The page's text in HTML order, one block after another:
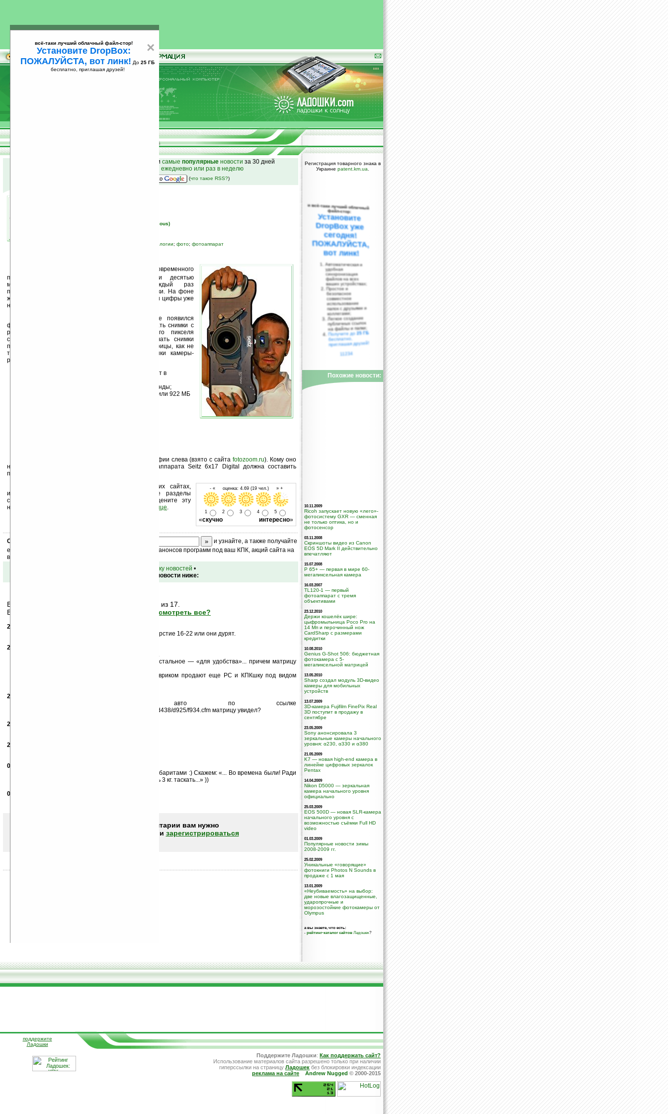
25
и самые популярные новости за 30 дней
на email ежедневно или раз в неделю
(что такое RSS?)
Вячеслав Черников (devious)
технологии; фото; фотоаппарат
икселем больше, пикселем меньше... Современного
покупателя уже не удивишь ни пятью, ни десятью
мегапикселями, которые производители каждый раз
преподносят как последнее достижение электроники. На фоне
же нового профессионального фотоаппарата все эти цифры уже
не кажутся такими большими...
Хотите верьте, хотите нет, но в продаже появился
фотоаппарат
, позволяющий делать снимки с
разрешением 160 мегапикселей! Размер одного пикселя
составляет 8 нм х 8 нм. Это позволяет получать снимки
превосходного качества. Соотношение сторон матрицы, как не
трудно догадаться — 6х17. Другие характеристики камеры-
рекордсмена также вызывают уважение:
чувствительность матрицы по шкале ISO лежит в
минимальное время выдержки — 1/20000 секунды;
размер одного снимка — 300 МБ (raw, 16 бит) или 922 МБ
Размеры камеры можете оценить по фотографии слева (взято с сайтаfotozoom.ru). Кому оно
нужно — возможно профессионалам. Цена фотоаппарата Seitz 6x17 Digital должна составить
примерно 29000 евро.
- « оценка: 4.69 (19 чел.) » +
1 2 3 4 5
«скучно интересно»
Устанавливайте линк на Ладошки на своих сайтах,
изучайте коммерческую информацию, посещайте разделы
сайта (форум, чат, новости, файлы, прочие). Оцените эту
новость и оставьте свой комментарий
ниже на странице.
Скоро
и узнайте, а также получайте
ежедневный или еженедельный дайджест новостей, анонсов программ под ваш КПК, акций сайта на
ваш почтовый ящик.
вернуться к списку новостей •
Обсуждение этой новости ниже:
Вам показаны только последние
сообщений из 17.
Важная информация может быть скрыта!
Просмотреть все?
26.09.2006
Что то для 17 см объектив маловат. Или у него отверстие 16-22 или они дурят.
26.09.2006
А вы просмотрите внимательнее сайтик продавца...
здесь боди — это пластина вокруг объектива, а остальное — «для удобства»... причем матрицу
А заметили, как они ненавязчиво за пару штук евриком продают еще РС и КПКшку под видом
29.09.2006
И всё-таки, где авто по ссылке
http://www.roundshot.ch/xml_1/internet/de/application/d438/d925/f934.cfm матрицу увидел?
29.09.2006
29.09.2006
04.10.2006
Через лет, эдак 5, вместе дружно посмеемся над габаритами :) Скажем: «... Во времена были! Ради
какой-то сотни, каких-то мегапикселей, приходилось 3 кг. таскать...» ))
05.10.2006
Чтобы писать комментарии вам нужно
или зарегистрироваться
Регистрация товарного знака в
Украине patent.km.ua
×
всё-таки лучший облачный файл-стор!
Установите DropBox:
ПОЖАЛУЙСТА, вот линк! До 25 ГБ
бесплатно, приглашая друзей!
и всё-таки лучший облачный
файл-стор:
Установите
DropBox уже
сегодня!
ПОЖАЛУЙСТА,
вот линк!
Автоматическая и
удобная
синхронизация
файлов на всех
ваших устройствах;
Простое и
безопасное
совместное
использование
папок с друзьями и
коллегами;
Легкое создание
публичных ссылок
на файлы и папки;
Получите до25 ГБ
бесплатно,
приглашая друзей!
11234
Похожие новости:
10.11.2009
Ricoh запускает новую «лего»-
фотосистему GXR — сменная
не только оптика, но и
фотосенсор
03.11.2008
Скриншоты видео из Canon
EOS 5D Mark II действительно
впечатляют
15.07.2008
P 65+ — первая в мире 60-
мегапиксельная камера
16.03.2007
TL120-1 — первый
фотоаппарат с тремя
объективами
23.12.2010
Держи кошелёк шире:
цыфромыльница Poco Pro на
14 Мп и перочинный нож
CardSharp с размерами
кредитки
10.08.2010
Genius G-Shot 506: бюджетная
фотокамера с 5-
мегапиксельной матрицей
13.05.2010
Sharp создал модуль 3D-видео
камеры для мобильных
устройств
13.07.2009
3D-камера Fujifilm FinePix Real
3D поступит в продажу в
сентябре
23.05.2009
Sony анонсировала 3
зеркальные камеры начального
уровня: α230, α330 и α380
21.05.2009
K7 — новая high-end камера в
линейке цифровых зеркалок
Pentax
14.04.2009
Nikon D5000 — зеркальная
камера начального уровня
официально
25.03.2009
EOS 500D — новая SLR-камера
начального уровня с
возможностью съёмки Full HD
video
01.03.2009
Популярные новости зимы
2008-2009 гг.
25.02.2009
Уникальные «говорящие»
фотокниги Photos N Sounds в
продаже с 1 мая
13.01.2009
«Неубиваемость» на выбор:
две новые влагозащищенные,
ударопрочные и
морозостойкие фотокамеры от
Olympus
а вы знаете, что есть:
- рейтинг-каталог сайтов Ладошек?
поддержите
Ладошки
Поддержите Ладошки: Как поддержать сайт?
Использование материалов сайта разрешено только при наличии
гиперссылки на страницу Ладошек без блокировки индексации
реклама на сайте
Andrew Nugged © 2000-2015